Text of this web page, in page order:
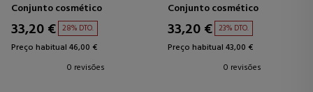
Conjunto cosmético
33,20 € 28% DTO.
Preço habitual 46,00 €
0 revisões
Conjunto cosmético
33,20 € 23% DTO.
Preço habitual 43,00 €
0 revisões